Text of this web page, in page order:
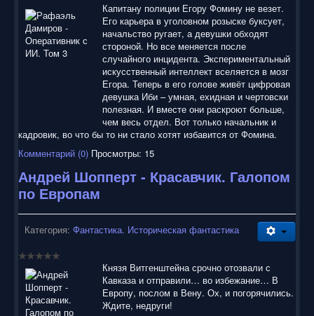
Капитану полиции Егору Фомину не везет.
Его карьера в уголовном розыске буксует,
начальство ругает, а девушки обходят
стороной. Но все меняется после
случайного инцидента. Экспериментальный
искусственный интеллект вселяется в мозг
Егора. Теперь в его голове живёт цифровая
девушка Иби – умная, ехидная и чертовски
полезная. И вместе они раскроют больше,
чем весь отдел. Вот только начальник и
кадровик, во что бы то ни стало хотят избавится от Фомина.
Комментарий (0) Просмотры: 15
Андрей Шопперт - Красавчик. Галопом
по Европам
Категория: Фантастика. Историческая фантастика
Князя Витгенштейна срочно отозвали с
Кавказа и отправили… во избежание… В
Европу, послом в Вену. Ох, и погорячились.
Ждите, недруги!